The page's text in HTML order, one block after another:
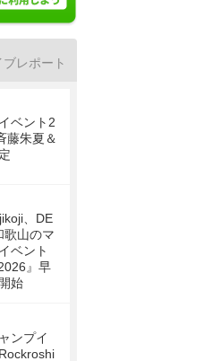
レポート
ベント2
藤朱夏＆
、DE
歌山のマ
ベント
』早
始
ンプイ